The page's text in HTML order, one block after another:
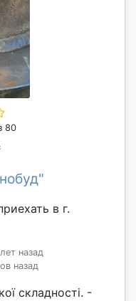
80
в г.
назад
назад
складності. -